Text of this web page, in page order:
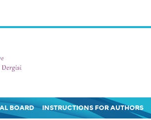
BOARD INSTRUCTIONS FOR AUTHORS